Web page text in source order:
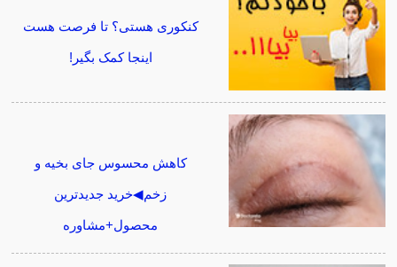
کنکوری هستی؟ تا فرصت هست
اینجا کمک بگیر!
کاهش محسوس جای بخیه و
زخم◀خرید جدیدترین
محصول+مشاوره